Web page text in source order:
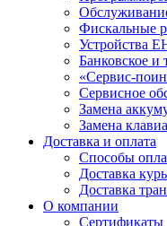
Фискальные
Устройства
Банковское и
«Сервис-
Сервисное
Замена
Замена
Доставка и оплата
Способы
Доставка
Доставка
О компании
Сертификаты